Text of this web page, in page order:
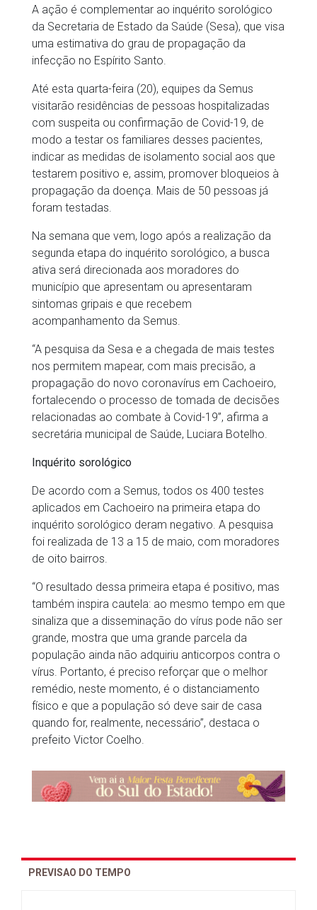
A ação é complementar ao inquérito sorológico
da Secretaria de Estado da Saúde (Sesa), que visa
uma estimativa do grau de propagação da
infecção no Espírito Santo.
Até esta quarta-feira (20), equipes da Semus
visitarão residências de pessoas hospitalizadas
com suspeita ou confirmação de Covid-19, de
modo a testar os familiares desses pacientes,
indicar as medidas de isolamento social aos que
testarem positivo e, assim, promover bloqueios à
propagação da doença. Mais de 50 pessoas já
foram testadas.
Na semana que vem, logo após a realização da
segunda etapa do inquérito sorológico, a busca
ativa será direcionada aos moradores do
município que apresentam ou apresentaram
sintomas gripais e que recebem
acompanhamento da Semus.
“A pesquisa da Sesa e a chegada de mais testes
nos permitem mapear, com mais precisão, a
propagação do novo coronavírus em Cachoeiro,
fortalecendo o processo de tomada de decisões
relacionadas ao combate à Covid-19”, afirma a
secretária municipal de Saúde, Luciara Botelho.
Inquérito sorológico
De acordo com a Semus, todos os 400 testes
aplicados em Cachoeiro na primeira etapa do
inquérito sorológico deram negativo. A pesquisa
foi realizada de 13 a 15 de maio, com moradores
de oito bairros.
“O resultado dessa primeira etapa é positivo, mas
também inspira cautela: ao mesmo tempo em que
sinaliza que a disseminação do vírus pode não ser
grande, mostra que uma grande parcela da
população ainda não adquiriu anticorpos contra o
vírus. Portanto, é preciso reforçar que o melhor
remédio, neste momento, é o distanciamento
físico e que a população só deve sair de casa
quando for, realmente, necessário”, destaca o
prefeito Victor Coelho.
PREVISAO DO TEMPO